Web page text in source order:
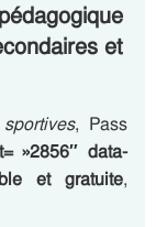
et
, Pass
»2856″ data-
et gratuite,